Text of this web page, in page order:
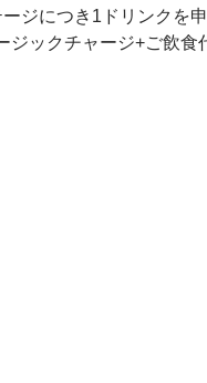
ージにつき1ドリンクを
ジックチャージ+ご飲食